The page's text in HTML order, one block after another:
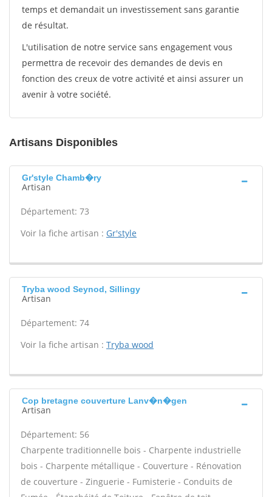
temps et demandait un investissement sans garantie
de résultat.
L'utilisation de notre service sans engagement vous
permettra de recevoir des demandes de devis en
fonction des creux de votre activité et ainsi assurer un
avenir à votre société.
Artisans Disponibles
Gr'style Chamb�ry
Artisan
Département: 73
Voir la fiche artisan : Gr'style
Tryba wood Seynod, Sillingy
Artisan
Département: 74
Voir la fiche artisan : Tryba wood
Cop bretagne couverture Lanv�n�gen
Artisan
Département: 56
Charpente traditionnelle bois - Charpente industrielle
bois - Charpente métallique - Couverture - Rénovation
de couverture - Zinguerie - Fumisterie - Conduits de